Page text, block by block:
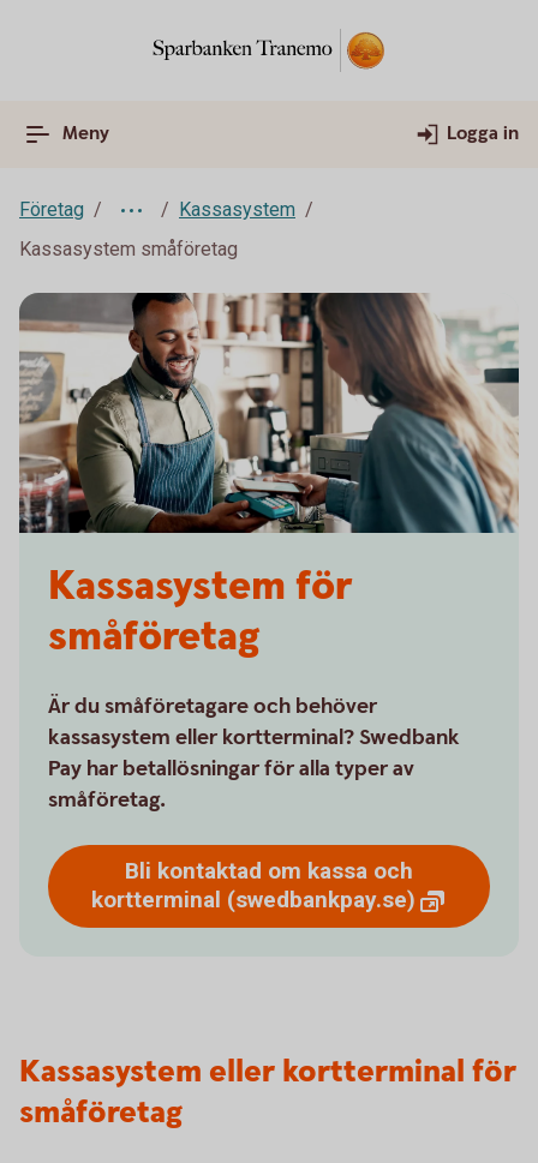
Meny Logga in
Företag
Kassasystem
Kassasystem småföretag
Kassasystem för
småföretag
Är du småföretagare och behöver
kassasystem eller kortterminal? Swedbank
Pay har betallösningar för alla typer av
småföretag.
Bli kontaktad om kassa och
kortterminal (swedbankpay.se)
Kassasystem eller kortterminal för
småföretag